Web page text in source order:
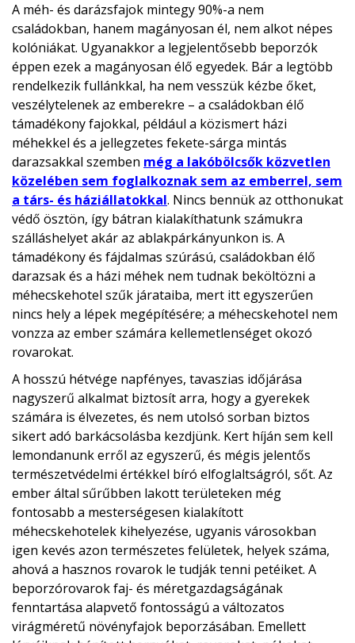
A méh- és darázsfajok mintegy 90%-a nem
családokban, hanem magányosan él, nem alkot népes
kolóniákat. Ugyanakkor a legjelentősebb beporzók
éppen ezek a magányosan élő egyedek. Bár a legtöbb
rendelkezik fullánkkal, ha nem vesszük kézbe őket,
veszélytelenek az emberekre – a családokban élő
támadékony fajokkal, például a közismert házi
méhekkel és a jellegzetes fekete-sárga mintás
darazsakkal szemben még a lakóbölcsők közvetlen
közelében sem foglalkoznak sem az emberrel, sem
a társ- és háziállatokkal. Nincs bennük az otthonukat
védő ösztön, így bátran kialakíthatunk számukra
szálláshelyet akár az ablakpárkányunkon is. A
támadékony és fájdalmas szúrású, családokban élő
darazsak és a házi méhek nem tudnak beköltözni a
méhecskehotel szűk járataiba, mert itt egyszerűen
nincs hely a lépek megépítésére; a méhecskehotel nem
vonzza az ember számára kellemetlenséget okozó
rovarokat.
A hosszú hétvége napfényes, tavaszias időjárása
nagyszerű alkalmat biztosít arra, hogy a gyerekek
számára is élvezetes, és nem utolsó sorban biztos
sikert adó barkácsolásba kezdjünk. Kert híján sem kell
lemondanunk erről az egyszerű, és mégis jelentős
természetvédelmi értékkel bíró elfoglaltságról, sőt. Az
ember által sűrűbben lakott területeken még
fontosabb a mesterségesen kialakított
méhecskehotelek kihelyezése, ugyanis városokban
igen kevés azon természetes felületek, helyek száma,
ahová a hasznos rovarok le tudják tenni petéiket. A
beporzórovarok faj- és méretgazdagságának
fenntartása alapvető fontosságú a változatos
virágméretű növényfajok beporzásában. Emellett